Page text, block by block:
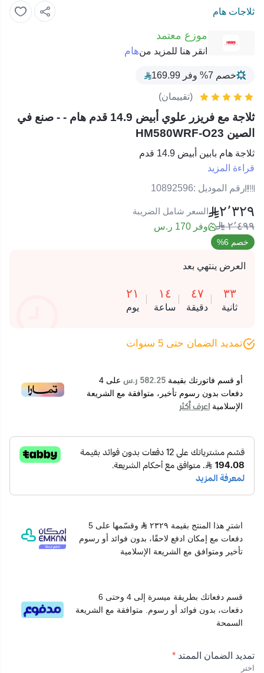
ثلاجات هام
موزع معتمد
انقر هنا للمزيد منهام
خصم 7% وفر 169.99
(تقييمان)
ثلاجة مع فريزر علوي أبيض 14.9 قدم هام - - صنع في
الصين HM580WRF-O23
ثلاجة هام بابين أبيض 14.9 قدم
قراءة المزيد
رقم الموديل :10892596
٢٬٣٢٩ السعر شامل الضريبة
٢٬٤٩٩ وفر 170 ر.س
خصم 6%
العرض ينتهي بعد
٣٣
ثانية
٤٧
دقيقة
١٤
ساعة
٢١
يوم
تمديد الضمان حتى 5 سنوات
أو قسم فاتورتك بقيمة 582.25 ر.س على 4
دفعات بدون رسوم تأخير، متوافقة مع الشريعة
الإسلامية اعرف أكثر
اشترِ هذا المنتج بقيمة ٢٣٢٩
وقسّمها على 5
دفعات مع إمكان ادفع لاحقًا، بدون فوائد أو رسوم
تأخير ومتوافق مع الشريعة الإسلامية
قسم دفعاتك بطريقة ميسرة إلى 4 وحتى 6
دفعات، بدون فوائد أو رسوم. متوافقة مع الشريعة
السمحة
تمديد الضمان الممتد *
اختر